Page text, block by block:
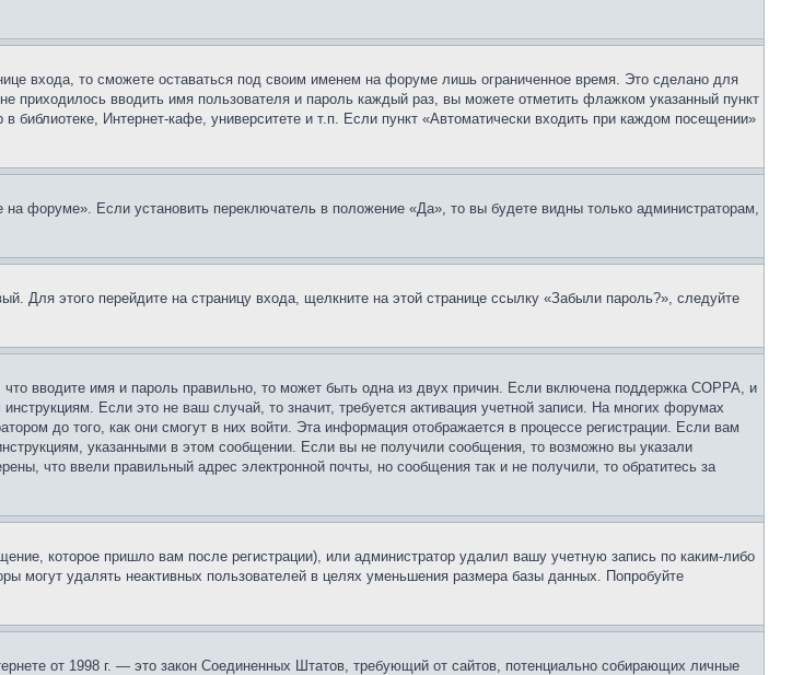
входа, то сможете оставаться под своим именем на форуме лишь ограниченное время. Это сделано для
приходилось вводить имя пользователя и пароль каждый раз, вы можете отметить флажком указанный пункт
Интернет-кафе, университете и т.п. Если пункт «Автоматически входить при каждом посещении»
форуме». Если установить переключатель в положение «Да», то вы будете видны только администраторам,
Для этого перейдите на страницу входа, щелкните на этой странице ссылку «Забыли пароль?», следуйте
вводите имя и пароль правильно, то может быть одна из двух причин. Если включена поддержка COPPA, и
Если это не ваш случай, то значит, требуется активация учетной записи. На многих форумах
до того, как они смогут в них войти. Эта информация отображается в процессе регистрации. Если вам
указанными в этом сообщении. Если вы не получили сообщения, то возможно вы указали
что ввели правильный адрес электронной почты, но сообщения так и не получили, то обратитесь за
которое пришло вам после регистрации), или администратор удалил вашу учетную запись по каким-либо
могут удалять неактивных пользователей в целях уменьшения размера базы данных. Попробуйте
от 1998 г. — это закон Соединенных Штатов, требующий от сайтов, потенциально собирающих личные